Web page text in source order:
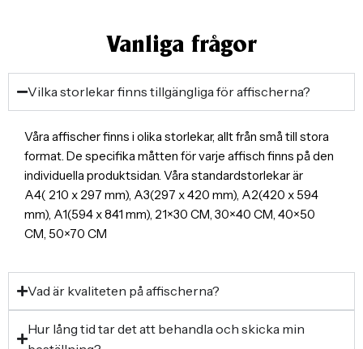
Vanliga frågor
Vilka storlekar finns tillgängliga för affischerna?
Våra affischer finns i olika storlekar, allt från små till stora
format. De specifika måtten för varje affisch finns på den
individuella produktsidan. Våra standardstorlekar är
A4( 210 x 297 mm), A3(297 x 420 mm), A2(420 x 594
mm), A1(594 x 841 mm), 21×30 CM, 30×40 CM, 40×50
CM, 50×70 CM
Vad är kvaliteten på affischerna?
Hur lång tid tar det att behandla och skicka min